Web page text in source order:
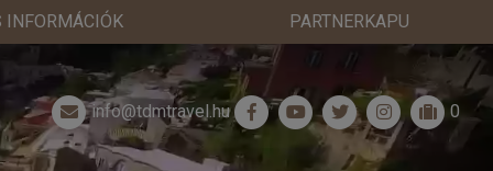
INFORMÁCIÓK PARTNERKAPU
info@tdmtravel.hu 0